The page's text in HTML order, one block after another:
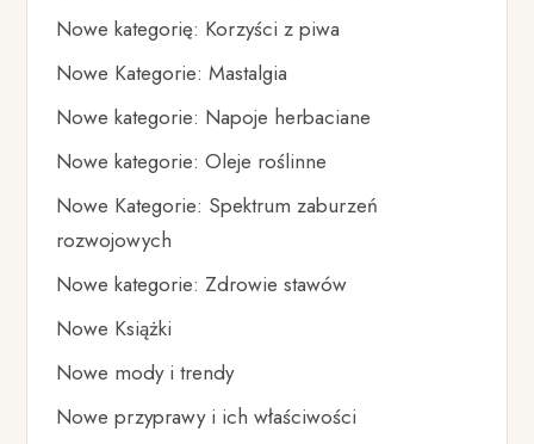
Nowe kategorię: Korzyści z piwa
Nowe Kategorie: Mastalgia
Nowe kategorie: Napoje herbaciane
Nowe kategorie: Oleje roślinne
Nowe Kategorie: Spektrum zaburzeń
rozwojowych
Nowe kategorie: Zdrowie stawów
Nowe Książki
Nowe mody i trendy
Nowe przyprawy i ich właściwości